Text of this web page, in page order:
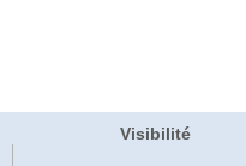
Visibilité